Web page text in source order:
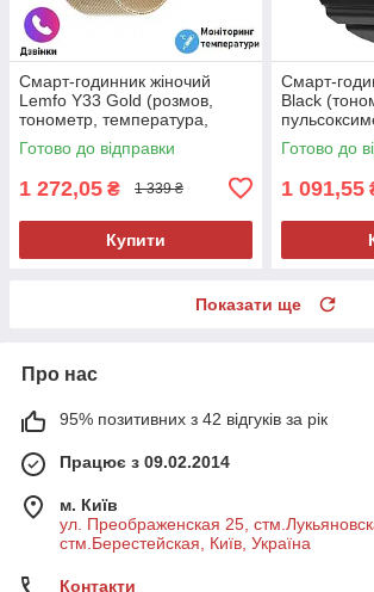
Смарт-годинник жіночий
Lemfo Y33 Gold (розмов,
тонометр, температура,
пульсоксиметр) 2 ремінці
Готово до відправки
1 272,05 ₴ 1 339 ₴
Купити
Смарт-
Black
Готово до
1 091,55
Показати ще
Про нас
95% позитивних з 42 відгуків за рік
Працює з 09.02.2014
м. Київ
ул. Преображенская 25,
стм.Берестейская, Київ, Україна
Контакти